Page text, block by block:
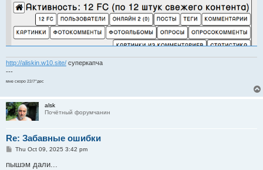
http://aliskin.w10.site/ суперкапча
---
мне скоро 22/7*дес
alsk
Почётный форумчанин
Re: Забавные ошибки
P
s
Thu Oct 09, 2025 3:42 pm
пышэм дали...